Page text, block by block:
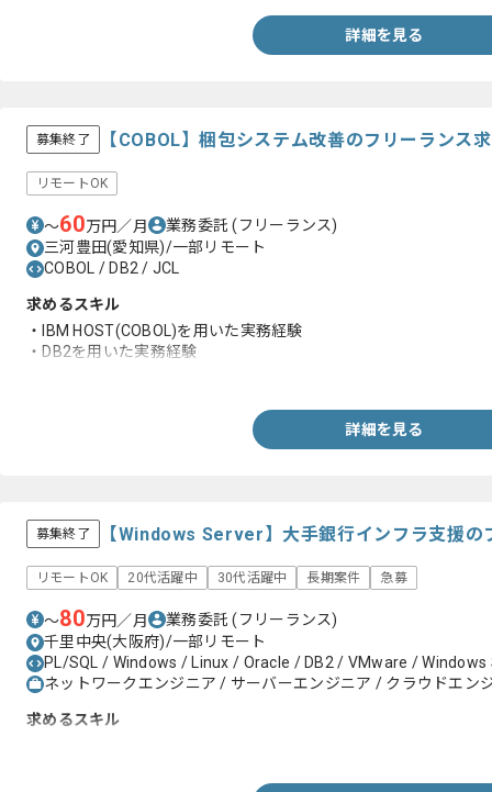
詳細を見る
募集終了 【COBOL】梱包システム改善のフリーランス
リモートOK
〜60万円／月 業務委託(フリーランス)
三河豊田(愛知県)/一部リモート
COBOL / DB2 / JCL
求めるスキル
・IBM HOST(COBOL)を用いた実務経験
・DB2を用いた実務経験
詳細を見る
募集終了 【Windows Server】大手銀行インフラ支援の
リモートOK 20代活躍中 30代活躍中 長期案件 急募
〜80万円／月 業務委託(フリーランス)
千里中央(大阪府)/一部リモート
PL/SQL / Windows / Linux / Oracle / DB2 / VMware / Windows
ネットワークエンジニア / サーバーエンジニア / クラウドエン
求めるスキル